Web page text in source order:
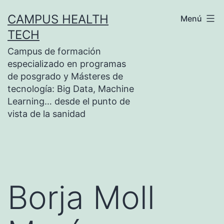
contenido
CAMPUS HEALTH
TECH
Campus de formación
especializado en programas
de posgrado y Másteres de
tecnología: Big Data, Machine
Learning… desde el punto de
vista de la sanidad
Menú
Borja Moll